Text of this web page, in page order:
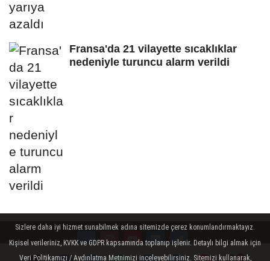
Fransa'da 21 vilayette sıcaklıklar
nedeniyle turuncu alarm verildi
Sizlere daha iyi hizmet sunabilmek adına sitemizde çerez konumlandırmaktayız.
Kişisel verileriniz, KVKK ve GDPR kapsamında toplanıp işlenir. Detaylı bilgi almak için
Veri Politikamızı / Aydınlatma Metnimizi inceleyebilirsiniz. Sitemizi kullanarak,